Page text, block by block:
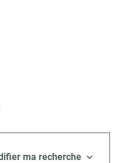
ma recherche